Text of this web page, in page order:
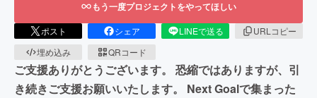
もう一度プロジェクトをやってほしい
ポスト シェア LINEで送る
URLコピー
埋め込み
QRコード
ご支援ありがとうございます。 恐縮ではありますが、引
き続きご支援お願いいたします。 Next Goalで集まった